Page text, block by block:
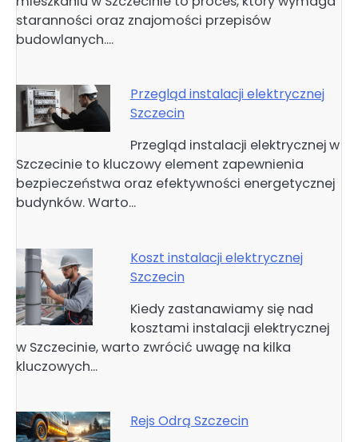
staranności oraz znajomości przepisów
budowlanych.…
Przegląd instalacji elektrycznej
Szczecin
Przegląd instalacji elektrycznej w
Szczecinie to kluczowy element zapewnienia
bezpieczeństwa oraz efektywności energetycznej
budynków. Warto…
Koszt instalacji elektrycznej
Szczecin
Kiedy zastanawiamy się nad
kosztami instalacji elektrycznej
w Szczecinie, warto zwrócić uwagę na kilka
kluczowych…
Rejs Odrą Szczecin